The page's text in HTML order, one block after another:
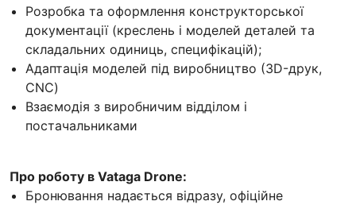
Розробка та оформлення конструкторської
документації (креслень і моделей деталей та
складальних одиниць, специфікацій);
Адаптація моделей під виробництво (3D-друк,
CNC)
Взаємодія з виробничим відділом і
постачальниками
Про роботу в Vataga Drone:
Бронювання надається відразу, офіційне